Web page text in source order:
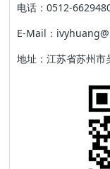
电话：0512-
E-Mail：
地址：江苏省苏州